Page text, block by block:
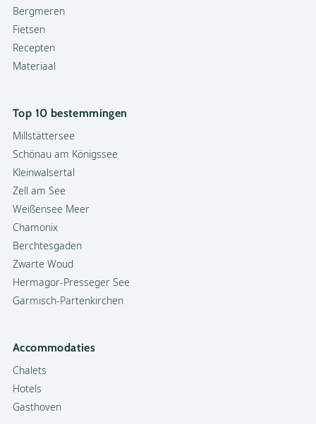
Bergmeren
Fietsen
Recepten
Materiaal
Top 10 bestemmingen
Millstättersee
Schönau am Königssee
Kleinwalsertal
Zell am See
Weißensee Meer
Chamonix
Berchtesgaden
Zwarte Woud
Hermagor-Presseger See
Garmisch-Partenkirchen
Accommodaties
Chalets
Hotels
Gasthoven